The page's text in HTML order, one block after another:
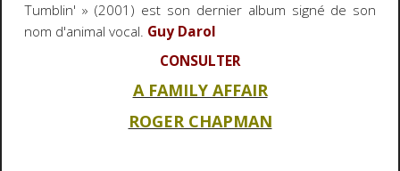
Tumblin' » (2001) est son dernier album signé de son
nom d'animal vocal. Guy Darol
CONSULTER
A FAMILY AFFAIR
ROGER CHAPMAN